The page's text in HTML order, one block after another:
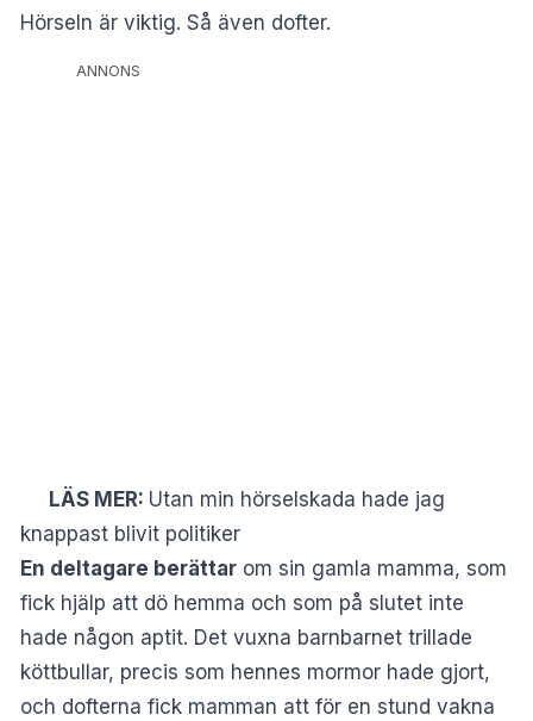
Hörseln är viktig. Så även dofter.
ANNONS
LÄS MER: Utan min hörselskada hade jag
knappast blivit politiker
En deltagare berättar om sin gamla mamma, som
fick hjälp att dö hemma och som på slutet inte
hade någon aptit. Det vuxna barnbarnet trillade
köttbullar, precis som hennes mormor hade gjort,
och dofterna fick mamman att för en stund vakna